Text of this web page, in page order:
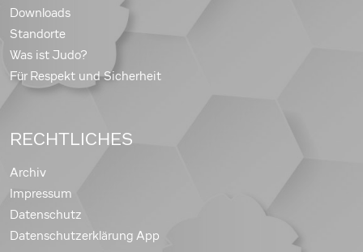
Downloads
Standorte
Was ist Judo?
Für Respekt und Sicherheit
RECHTLICHES
Archiv
Impressum
Datenschutz
Datenschutzerklärung App